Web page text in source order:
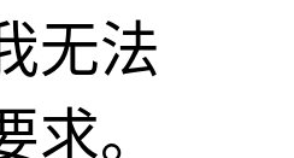
无法
求。